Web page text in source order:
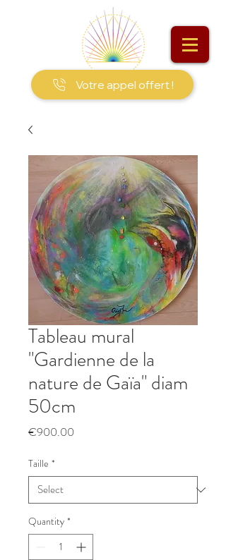
Votre appel offert !
Tableau mural
"Gardienne de la
nature de Gaïa" diam
50cm
€900.00
Taille *
Quantity *